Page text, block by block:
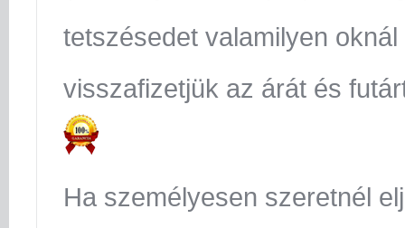
tetszésedet valamilyen oknál
visszafizetjük az árát és
Ha személyesen szeretnél